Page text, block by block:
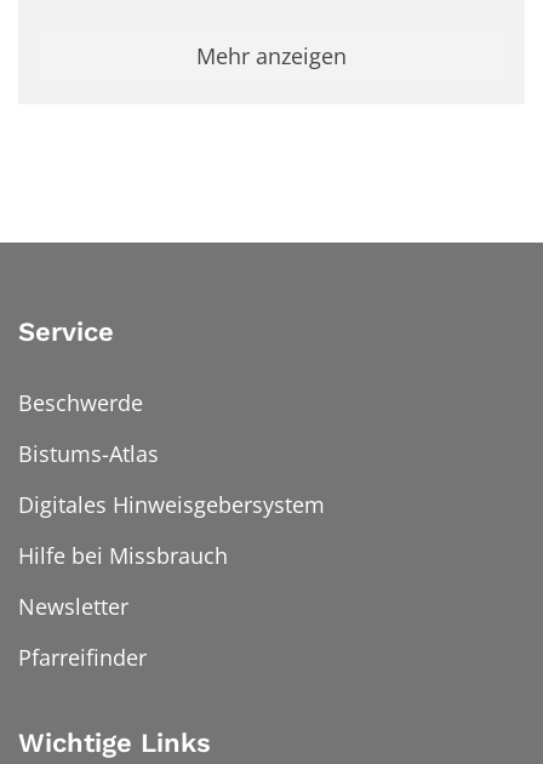
Mehr anzeigen
Service
Beschwerde
Bistums-Atlas
Digitales Hinweisgebersystem
Hilfe bei Missbrauch
Newsletter
Pfarreifinder
Wichtige Links